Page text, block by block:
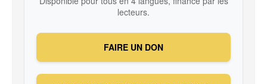
lecteurs.
FAIRE UN DON